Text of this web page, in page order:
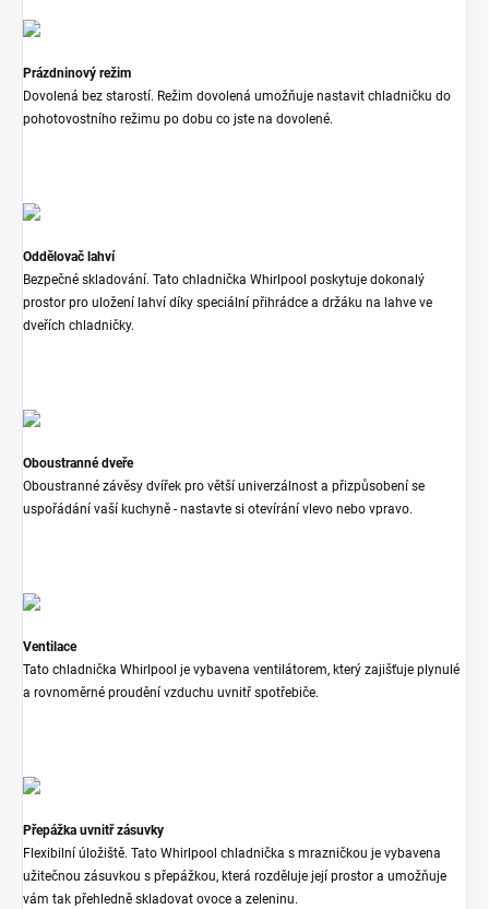
Prázdninový režim
Dovolená bez starostí. Režim dovolená umožňuje nastavit chladničku do
pohotovostního režimu po dobu co jste na dovolené.
Oddělovač lahví
Bezpečné skladování. Tato chladnička Whirlpool poskytuje dokonalý
prostor pro uložení lahví díky speciální přihrádce a držáku na lahve ve
dveřích chladničky.
Oboustranné dveře
Oboustranné závěsy dvířek pro větší univerzálnost a přizpůsobení se
uspořádání vaší kuchyně - nastavte si otevírání vlevo nebo vpravo.
Ventilace
Tato chladnička Whirlpool je vybavena ventilátorem, který zajišťuje plynulé
a rovnoměrné proudění vzduchu uvnitř spotřebiče.
Přepážka uvnitř zásuvky
Flexibilní úložiště. Tato Whirlpool chladnička s mrazničkou je vybavena
užitečnou zásuvkou s přepážkou, která rozděluje její prostor a umožňuje
vám tak přehledně skladovat ovoce a zeleninu.